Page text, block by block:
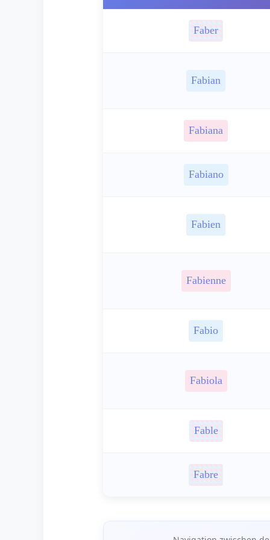
Faber
Fabian
Fabiana
Fabiano
Fabien
Fabienne
Fabio
Fabiola
Fable
Fabre